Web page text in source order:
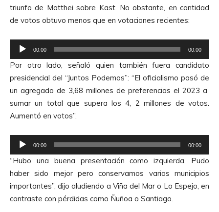
triunfo de Matthei sobre Kast. No obstante, en cantidad
de votos obtuvo menos que en votaciones recientes:
e
p
r
o
d
u
c
o
r
d
e
00:00 00:00
Por otro lado, señaló quien también fuera candidato
presidencial del “Juntos Podemos”: “El oficialismo pasó de
un agregado de 3,68 millones de preferencias el 2023 a
sumar un total que supera los 4, 2 millones de votos.
Aumentó en votos”.
e
p
r
o
d
00:00 00:00
“Hubo una buena presentación como izquierda. Pudo
haber sido mejor pero conservamos varios municipios
importantes”, dijo aludiendo a Viña del Mar o Lo Espejo, en
contraste con pérdidas como Ñuñoa o Santiago.